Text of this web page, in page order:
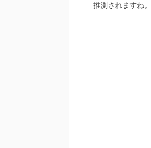
推測されますね。